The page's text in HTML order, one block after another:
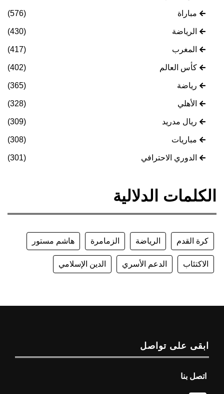
مباراة (576)
الرياضة (430)
المغرب (417)
كأس العالم (402)
رياضة (365)
الأهلي (328)
ريال مدريد (309)
مباريات (308)
الدوري الاحترافي (301)
الكلمات الدلالية
كرة القدم الرياضة الزمامرة هاشم مستور
الاكتئاب الدعم الأسري الدين الإسلامي
ابقى على تواصل
اتصل بنا